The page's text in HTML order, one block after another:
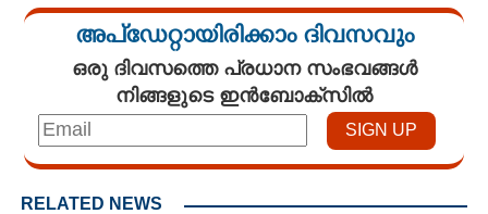
അപ്ഡേറ്റായിരിക്കാം ദിവസവും
ഒരു ദിവസത്തെ പ്രധാന സംഭവങ്ങൾ
നിങ്ങളുടെ ഇൻബോക്സിൽ
RELATED NEWS